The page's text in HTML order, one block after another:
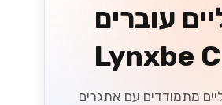
עוברים
מתמודדים עם אתגרים